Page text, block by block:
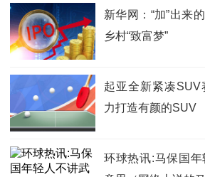
新华网：“加”出来
乡村“致富梦”
起亚全新紧凑SUV
力打造有颜的SUV
环球热讯:马保国